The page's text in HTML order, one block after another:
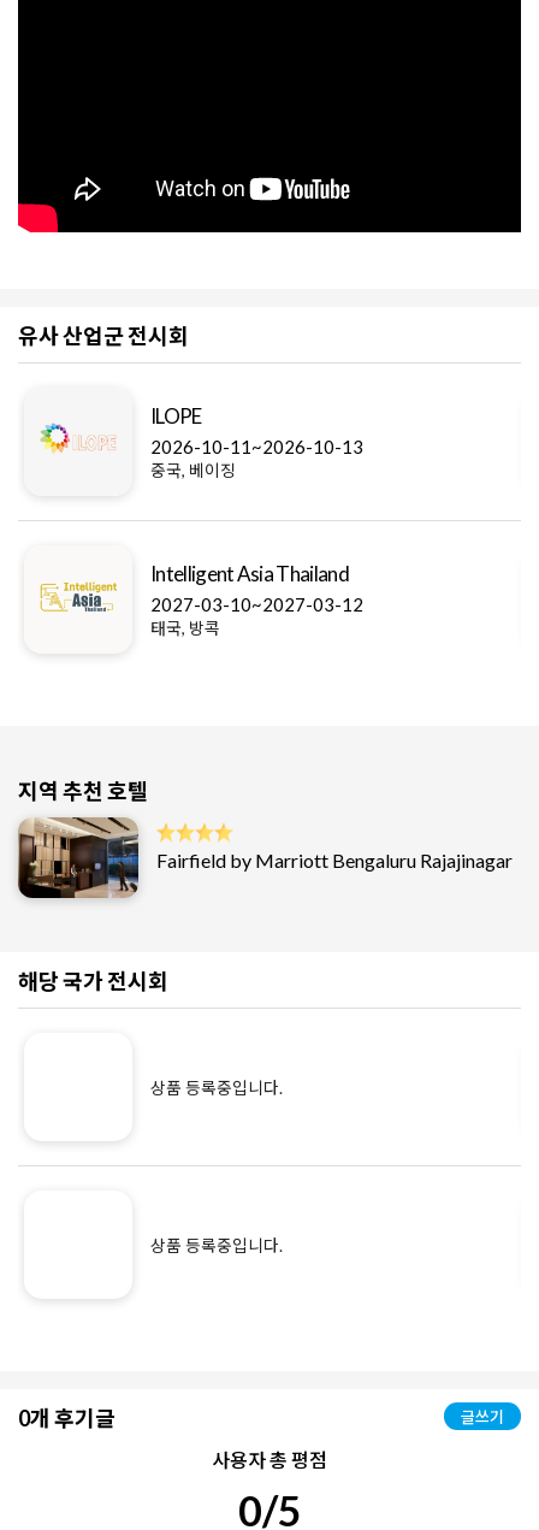
유사 산업군 전시회
ILOPE
2026-10-11~2026-10-13
중국, 베이징
Intelligent Asia Thailand
2027-03-10~2027-03-12
태국, 방콕
지역 추천 호텔
Fairfield by Marriott Bengaluru Rajajinagar
해당 국가 전시회
상품 등록중입니다.
상품 등록중입니다.
0개 후기글 글쓰기
사용자 총 평점
0/5